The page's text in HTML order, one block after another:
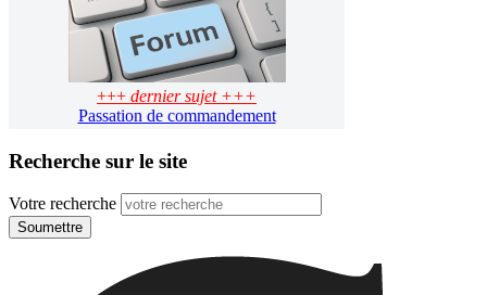
+++ dernier sujet +++
Passation de commandement
Recherche sur le site
Votre recherche
Soumettre